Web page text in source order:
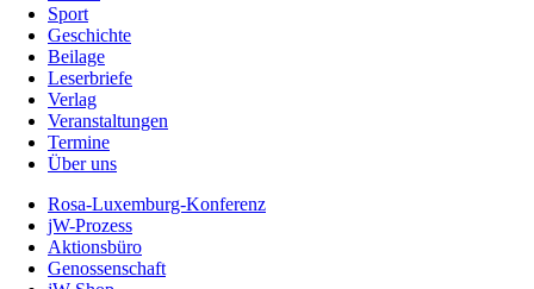
Sport
Geschichte
Beilage
Leserbriefe
Verlag
Veranstaltungen
Termine
Über uns
Rosa-Luxemburg-Konferenz
jW-Prozess
Aktionsbüro
Genossenschaft